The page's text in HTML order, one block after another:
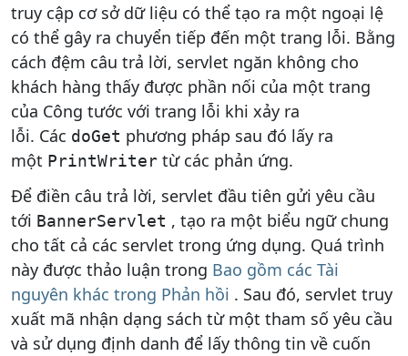
truy cập cơ sở dữ liệu có thể tạo ra một ngoại lệ
có thể gây ra chuyển tiếp đến một trang lỗi. Bằng
cách đệm câu trả lời, servlet ngăn không cho
khách hàng thấy được phần nối của một trang
của Công tước với trang lỗi khi xảy ra
lỗi. Các doGet phương pháp sau đó lấy ra
một PrintWriter từ các phản ứng.
Để điền câu trả lời, servlet đầu tiên gửi yêu cầu
tới BannerServlet , tạo ra một biểu ngữ chung
cho tất cả các servlet trong ứng dụng. Quá trình
này được thảo luận trong Bao gồm các Tài
nguyên khác trong Phản hồi . Sau đó, servlet truy
xuất mã nhận dạng sách từ một tham số yêu cầu
và sử dụng định danh để lấy thông tin về cuốn